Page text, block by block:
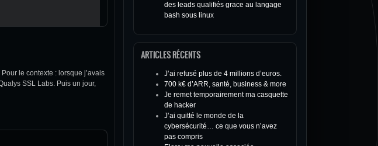
le contexte : lorsque j’avais
SSL Labs. Puis un jour,
des leads qualifiés grace au langage
bash sous linux
ARTICLES RÉCENTS
J’ai refusé plus de 4 millions d’euros.
700 k€ d’ARR, santé, business & more
Je remet temporairement ma casquette
de hacker
J’ai quitté le monde de la
cybersécurité… ce que vous n’avez
pas compris